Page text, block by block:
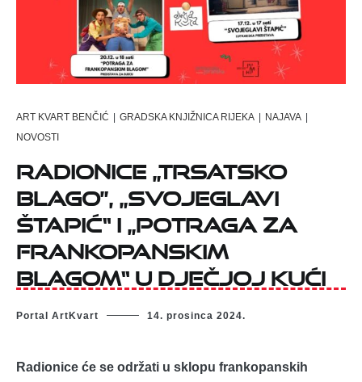
ART KVART BENČIĆ | GRADSKA KNJIŽNICA RIJEKA | NAJAVA |
NOVOSTI
Radionice „Trsatsko
blago”, „Svojeglavi
štapić“ i „Potraga za
frankopanskim
blagom“ u Dječjoj kući
Portal ArtKvart 14. prosinca 2024.
Radionice će se održati u sklopu frankopanskih